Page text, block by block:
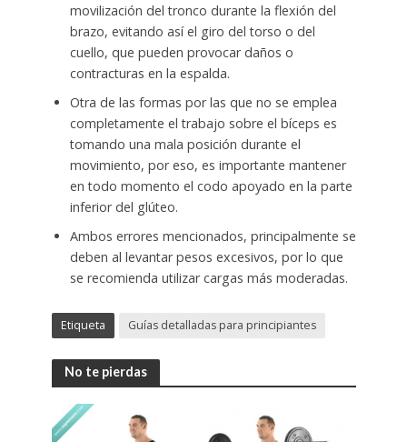
movilización del tronco durante la flexión del
brazo, evitando así el giro del torso o del
cuello, que pueden provocar daños o
contracturas en la espalda.
Otra de las formas por las que no se emplea
completamente el trabajo sobre el bíceps es
tomando una mala posición durante el
movimiento, por eso, es importante mantener
en todo momento el codo apoyado en la parte
inferior del glúteo.
Ambos errores mencionados, principalmente se
deben al levantar pesos excesivos, por lo que
se recomienda utilizar cargas más moderadas.
Etiqueta Guías detalladas para principiantes
No te pierdas